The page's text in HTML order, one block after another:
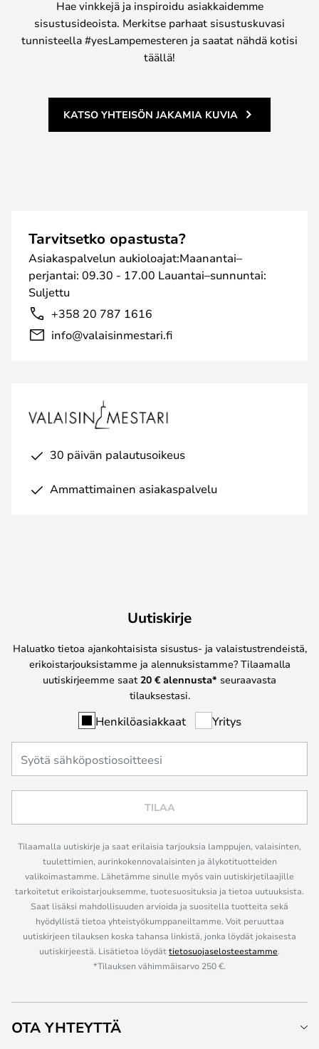
Hae vinkkejä ja inspiroidu asiakkaidemme
sisustusideoista. Merkitse parhaat sisustuskuvasi
tunnisteella #yesLampemesteren ja saatat nähdä kotisi
täällä!
KATSO YHTEISÖN JAKAMIA KUVIA
Tarvitsetko opastusta?
Asiakaspalvelun aukioloajat:Maanantai–
perjantai: 09.30 - 17.00 Lauantai–sunnuntai:
Suljettu
+358 20 787 1616
info@valaisinmestari.fi
30 päivän palautusoikeus
Ammattimainen asiakaspalvelu
Uutiskirje
Haluatko tietoa ajankohtaisista sisustus- ja valaistustrendeistä,
erikoistarjouksistamme ja alennuksistamme? Tilaamalla
uutiskirjeemme saat 20 € alennusta* seuraavasta
tilauksestasi.
Henkilöasiakkaat Yritys
TILAA
Tilaamalla uutiskirje ja saat erilaisia tarjouksia lamppujen, valaisinten,
tuulettimien, aurinkokennovalaisinten ja älykotituotteiden
valikoimastamme. Lähetämme sinulle myös vain uutiskirjetilaajille
tarkoitetut erikoistarjouksemme, tuotesuosituksia ja tietoa uutuuksista.
Saat lisäksi mahdollisuuden arvioida ja suositella tuotteita sekä
hyödyllistä tietoa yhteistyökumppaneiltamme. Voit peruuttaa
uutiskirjeen tilauksen koska tahansa linkistä, jonka löydät jokaisesta
uutiskirjeestä. Lisätietoa löydättietosuojaselosteestamme.
*Tilauksen vähimmäisarvo 250 €.
OTA YHTEYTTÄ